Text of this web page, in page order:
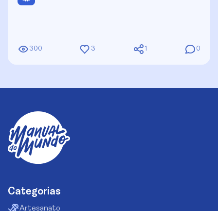
300 3 1 0
Categorias
Artesanato